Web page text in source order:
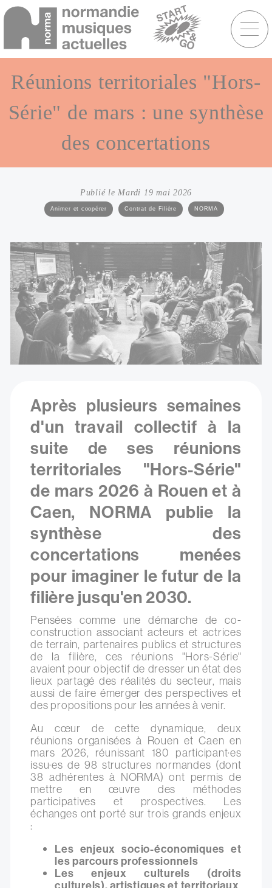
contenu
Menu
raccourcis
Réunions territoriales "Hors-
Série" de mars : une synthèse
des concertations
Publié le Mardi 19 mai 2026
CatégoriesAnimer et coopérer Contrat de Filière NORMA
Après plusieurs semaines
d'un travail collectif à la
suite de ses réunions
territoriales "Hors-Série"
de mars 2026 à Rouen et à
Caen, NORMA publie la
synthèse des
concertations menées
pour imaginer le futur de la
filière jusqu'en 2030.
Pensées comme une démarche de co-
construction associant acteurs et actrices
de terrain, partenaires publics et structures
de la filière, ces réunions "Hors-Série"
avaient pour objectif de dresser un état des
lieux partagé des réalités du secteur, mais
aussi de faire émerger des perspectives et
des propositions pour les années à venir.
Au cœur de cette dynamique, deux
réunions organisées à Rouen et Caen en
mars 2026, réunissant 180 participant·es
issu·es de 98 structures normandes (dont
38 adhérentes à NORMA) ont permis de
mettre en œuvre des méthodes
participatives et prospectives. Les
échanges ont porté sur trois grands enjeux
:
Les enjeux socio-économiques et
les parcours professionnels
Les enjeux culturels (droits